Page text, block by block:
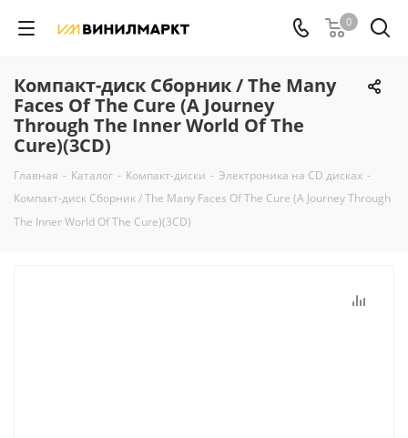
0
Компакт-диск Сборник / The Many
Faces Of The Cure (A Journey
Through The Inner World Of The
Cure)(3CD)
Главная - Каталог - Компакт-диски - Электроника на CD дисках -
Компакт-диск Сборник / The Many Faces Of The Cure (A Journey Through
The Inner World Of The Cure)(3CD)